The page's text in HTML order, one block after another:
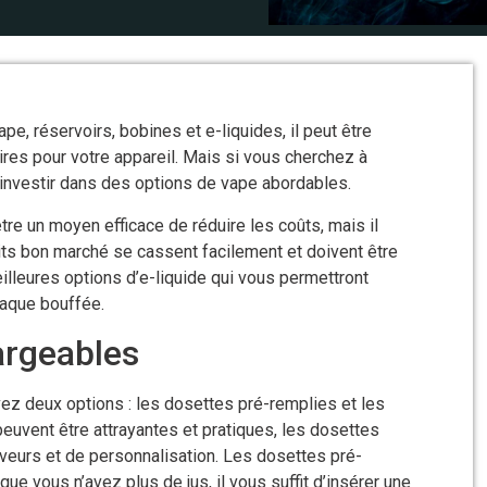
réservoirs, bobines et e-liquides, il peut être
pour votre appareil. Mais si vous cherchez à
dans des options de vape abordables.
un moyen efficace de réduire les coûts, mais il
bon marché se cassent facilement et doivent être
options d’e-liquide qui vous permettront
bouffée.
deux options : les dosettes pré-remplies et les
être attrayantes et pratiques, les dosettes
et de personnalisation. Les dosettes pré-
vous n’avez plus de jus, il vous suffit d’insérer une